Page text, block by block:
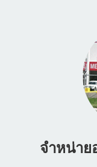
จำหน่าย